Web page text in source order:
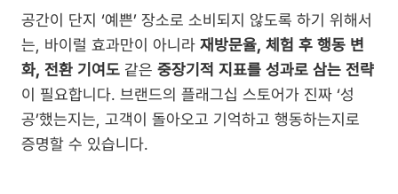
공간이 단지 ‘예쁜’ 장소로 소비되지 않도록 하기 위해서
는, 바이럴 효과만이 아니라 재방문율, 체험 후 행동 변
화, 전환 기여도 같은 중장기적 지표를 성과로 삼는 전략
이 필요합니다. 브랜드의 플래그십 스토어가 진짜 ‘성
공’했는지는, 고객이 돌아오고 기억하고 행동하는지로
증명할 수 있습니다.